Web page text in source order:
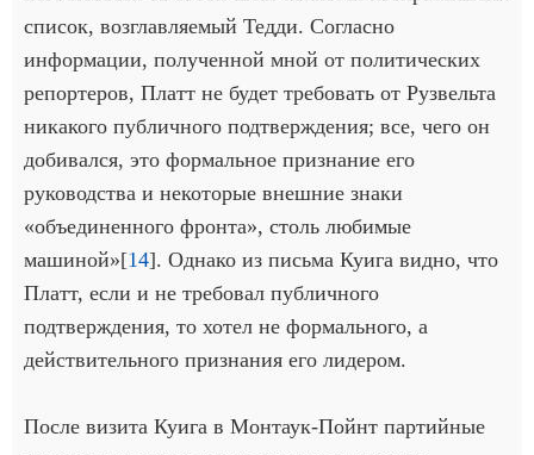
список, возглавляемый Тедди. Согласно
информации, полученной мной от политических
репортеров, Платт не будет требовать от Рузвельта
никакого публичного подтверждения; все, чего он
добивался, это формальное признание его
руководства и некоторые внешние знаки
«объединенного фронта», столь любимые
машиной»[14]. Однако из письма Куига видно, что
Платт, если и не требовал публичного
подтверждения, то хотел не формального, а
действительного признания его лидером.
После визита Куига в Монтаук-Пойнт партийные